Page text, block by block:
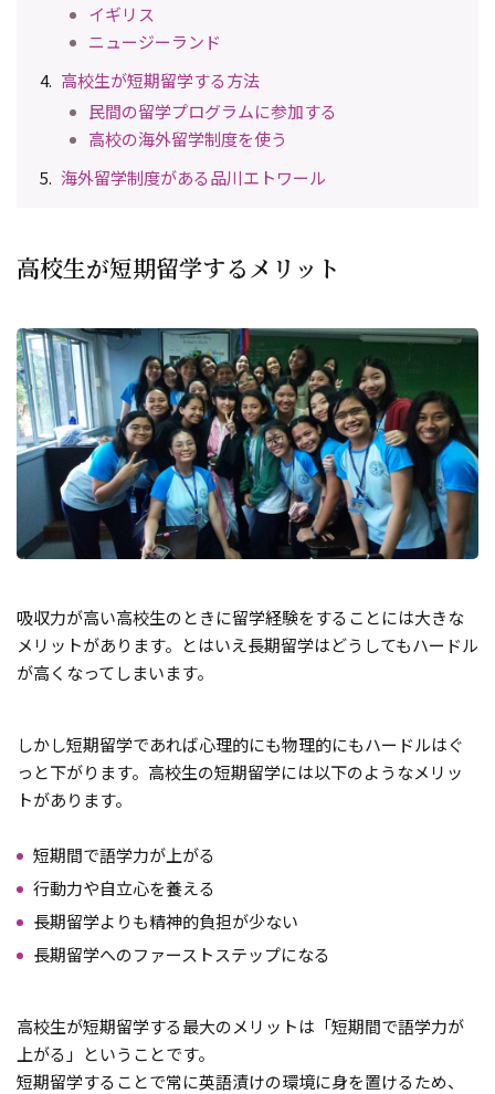
イギリス
ニュージーランド
高校生が短期留学する方法
民間の留学プログラムに参加する
高校の海外留学制度を使う
海外留学制度がある品川エトワール
高校生が短期留学するメリット
吸収力が高い高校生のときに留学経験をすることには大きな
メリットがあります。とはいえ長期留学はどうしてもハードル
が高くなってしまいます。
しかし短期留学であれば心理的にも物理的にもハードルはぐ
っと下がります。高校生の短期留学には以下のようなメリッ
トがあります。
短期間で語学力が上がる
行動力や自立心を養える
長期留学よりも精神的負担が少ない
長期留学へのファーストステップになる
高校生が短期留学する最大のメリットは「短期間で語学力が
上がる」ということです。
短期留学することで常に英語漬けの環境に身を置けるため、